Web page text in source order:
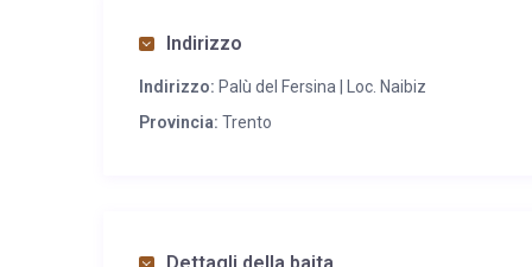
biciclette, slitte, attrezzature varie), legnaia.
scale.
Indirizzo
Indirizzo: Palù del Fersina | Loc. Naibiz
Provincia: Trento